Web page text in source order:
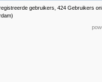
gebruikers, 424 Gebruikers